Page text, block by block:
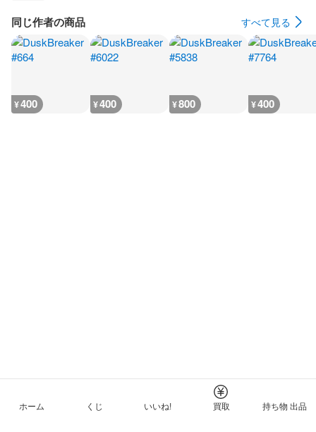
同じ作者の商品 すべて見る
¥400 ¥400 ¥800 ¥400
ホーム くじ いいね! 買取 持ち物 出品